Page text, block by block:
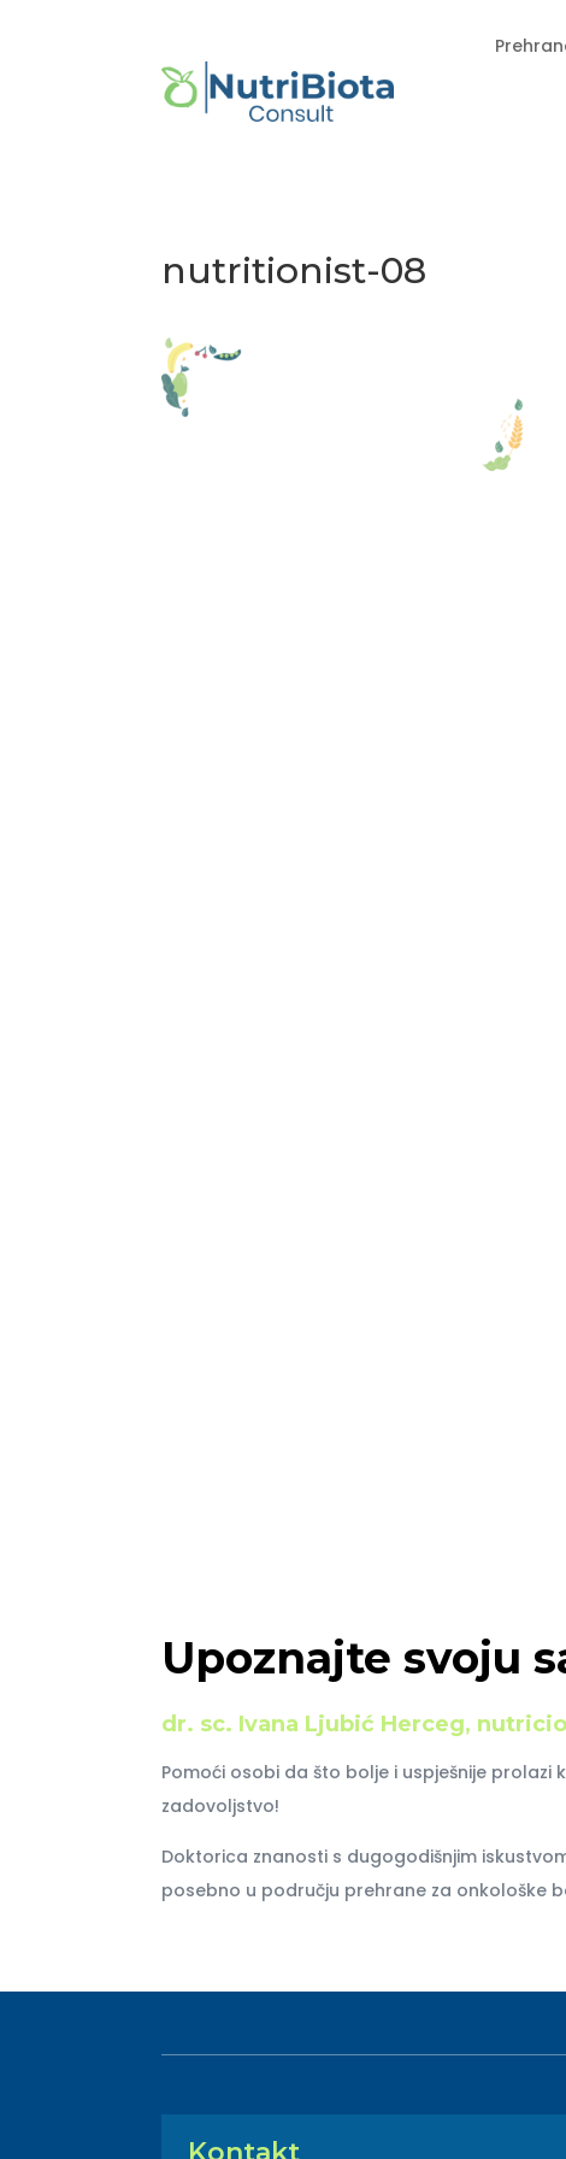
nutritionist-08
Upoznajte svoju
dr. sc. Ivana Ljubić Herceg,
Pomoći osobi da što bolje i uspješnije prolazi
zadovoljstvo!
Doktorica znanosti s dugogodišnjim
posebno u području prehrane za onkološke